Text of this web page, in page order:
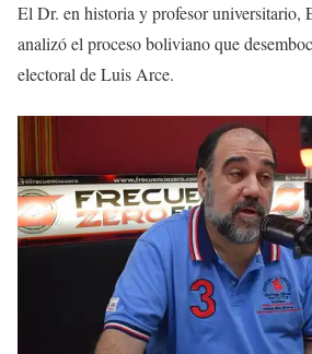
El Dr. en historia y profesor universitario,
analizó el proceso boliviano que
electoral de Luis Arce.